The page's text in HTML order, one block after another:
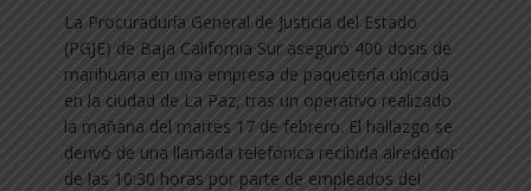
La Procuraduría General de Justicia del Estado
(PGJE) de Baja California Sur aseguró 400 dosis de
marihuana en una empresa de paquetería ubicada
en la ciudad de La Paz, tras un operativo realizado
la mañana del martes 17 de febrero. El hallazgo se
derivó de una llamada telefónica recibida alrededor
de las 10:30 horas por parte de empleados del